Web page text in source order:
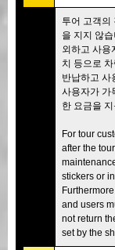
투어 고객의
을 지지 않
외하고 사용
치 등으로
반납하고 사
사용자가 가
한 요금을
For tour
after the
stickers or
and users
not return
set by the